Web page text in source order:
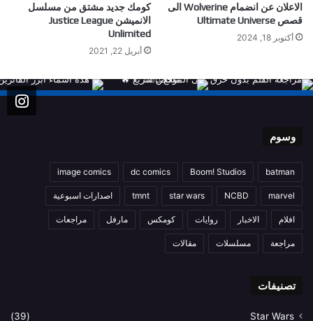
الاعلان عن انضمام Wolverine الى
قصص Ultimate Universe
أكتوبر 18, 2024
كومك جديد مشتق من مسلسل
الانميشن Justice League
Unlimited
أبريل 22, 2021
وسوم
batman
Boom! Studios
dc comics
image comics
marvel
NCBD
star wars
tmnt اصدارات اسبوعية
افلام الاخبار روايات كومكس مارفل مراجعات
مراجعة مسلسلات مقالات
تصنيفات
Star Wars
(39)